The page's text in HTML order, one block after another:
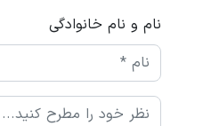
نام و نام خانوادگی